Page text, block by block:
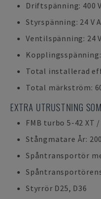
Driftspänning: 400
Styrspänning: 24 V
Ventilspänning: 24
Kopplingsspänning:
Total installerad
Total märkström:
EXTRA UTRUSTNING
FMB turbo 5-42 XT
Stångmatare År:
Spåntransportör
Styrrör D25, D36